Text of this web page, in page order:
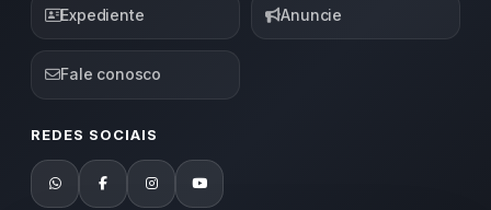
Expediente Anuncie
Fale conosco
REDES SOCIAIS